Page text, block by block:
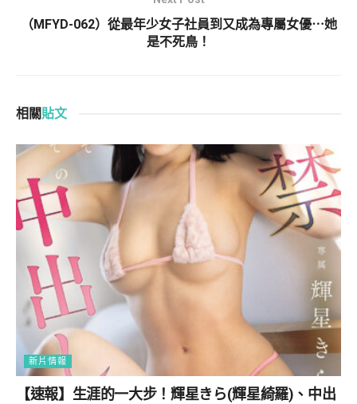
（MFYD-062）從最年少女子社員到又成為專屬女優⋯她
是不死鳥！
相關貼文
新片情報
【速報】生涯的一大步！輝星きら(輝星綺羅)、中出